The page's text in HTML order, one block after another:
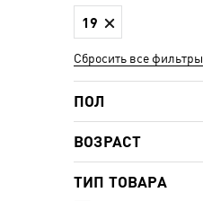
19
Сбросить все фильтры
ПОЛ
ВОЗРАСТ
ТИП ТОВАРА